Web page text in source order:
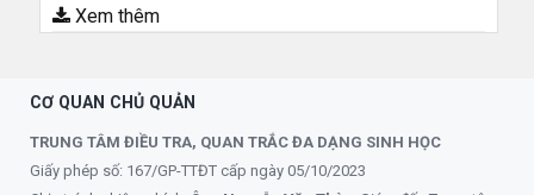
Xem thêm
CƠ QUAN CHỦ QUẢN
TRUNG TÂM ĐIỀU TRA, QUAN TRẮC ĐA DẠNG SINH HỌC
Giấy phép số: 167/GP-TTĐT cấp ngày 05/10/2023